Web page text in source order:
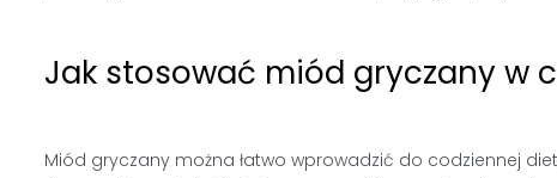
Jak stosować miód gryczany w
Miód gryczany można łatwo wprowadzić do codziennej